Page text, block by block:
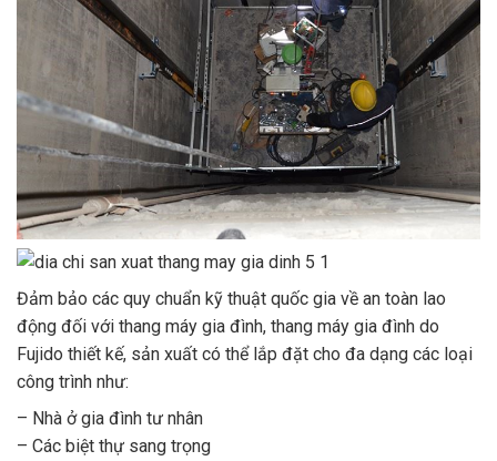
Đảm bảo các quy chuẩn kỹ thuật quốc gia về an toàn lao
động đối với thang máy gia đình, thang máy gia đình do
Fujido thiết kế, sản xuất có thể lắp đặt cho đa dạng các loại
công trình như:
– Nhà ở gia đình tư nhân
– Các biệt thự sang trọng